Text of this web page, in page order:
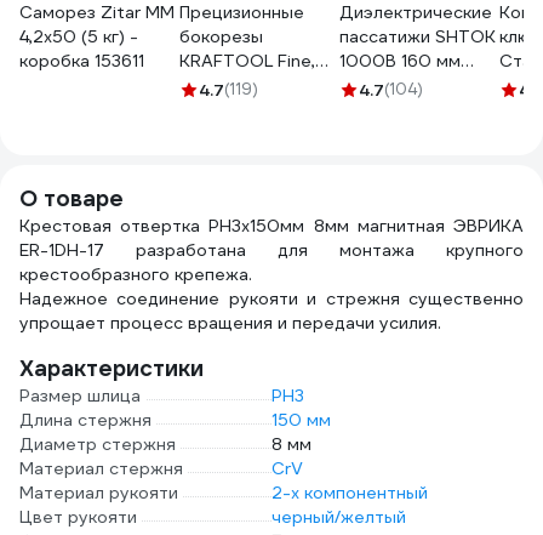
Саморез Zitar ММ
4,2х50 (5 кг) -
коробка 153611
Прецизионные
бокорезы
KRAFTOOL Fine,
чистый рез 115 мм
4.7(119)
Диэлектрические
пассатижи SHTOK
1000В 160 мм
08103
4.7(104) 4.9
О товаре
Крестовая отвертка PH3х150мм 8мм магнитная ЭВРИКА
ER-1DH-17 разработана для монтажа крупного
крестообразного крепежа.
Надежное соединение рукояти и стрежня существенно
упрощает процесс вращения и передачи усилия.
Характеристики
Размер шлица
PH3
Длина стержня
150 мм
Диаметр стержня
8 мм
Материал стержня
CrV
Материал рукояти
2-х компонентный
Цвет рукояти
черный/желтый